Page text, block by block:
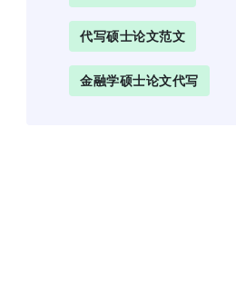
代写硕士论文范文
金融学硕士论文代写